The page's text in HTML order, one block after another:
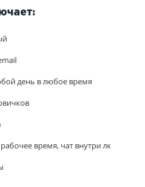
день в любое время
время, чат внутри лк